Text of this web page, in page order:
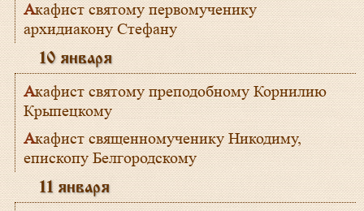
Акафист святому первомученику
архидиакону Стефану
10 января
Акафист святому преподобному Корнилию
Крыпецкому
Акафист священномученику Никодиму,
епископу Белгородскому
11 января